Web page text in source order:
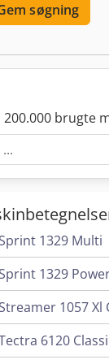
BC 15 med
pakke -
12
os mod et
I tilfælde af
den
hjemmeside
søgning
brugte
1329 Multi
1329
1057 Xl
6120